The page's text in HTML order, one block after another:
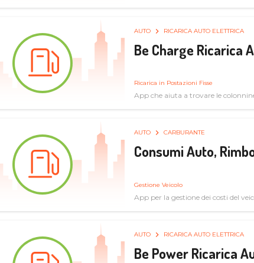
AUTO RICARICA AUTO ELETTRICA
Be Charge Ricarica
Ricarica in Postazioni Fisse
App che aiuta a trovare le
AUTO CARBURANTE
Consumi Auto,
Gestione Veicolo
App per la gestione dei costi del
AUTO RICARICA AUTO ELETTRICA
Be Power Ricarica